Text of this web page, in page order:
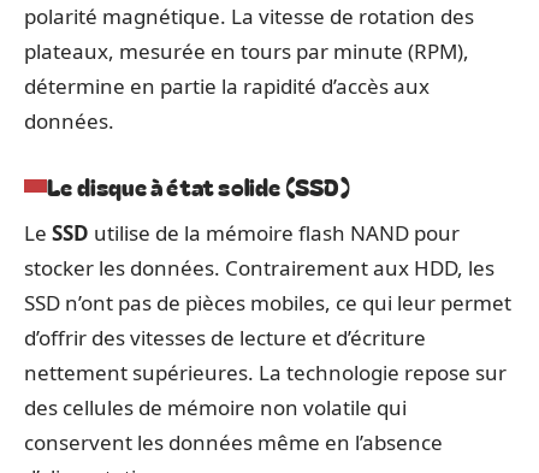
polarité magnétique. La vitesse de rotation des
plateaux, mesurée en tours par minute (RPM),
détermine en partie la rapidité d’accès aux
données.
Le disque à état solide (SSD)
Le SSD utilise de la mémoire flash NAND pour
stocker les données. Contrairement aux HDD, les
SSD n’ont pas de pièces mobiles, ce qui leur permet
d’offrir des vitesses de lecture et d’écriture
nettement supérieures. La technologie repose sur
des cellules de mémoire non volatile qui
conservent les données même en l’absence